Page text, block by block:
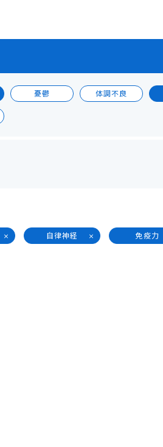
憂鬱 体調不良
自律神経 免疫力